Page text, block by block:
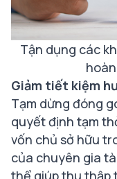
Tận dụng các
Giảm tiết kiệm
Tạm dừng đóng
quyết định tạm
vốn chủ sở hữu
của chuyên gia
thể giúp thu thập